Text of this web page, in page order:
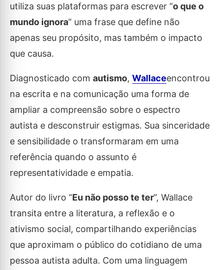
utiliza suas plataformas para escrever “o que o
mundo ignora” uma frase que define não
apenas seu propósito, mas também o impacto
que causa.
Diagnosticado com autismo, Wallaceencontrou
na escrita e na comunicação uma forma de
ampliar a compreensão sobre o espectro
autista e desconstruir estigmas. Sua sinceridade
e sensibilidade o transformaram em uma
referência quando o assunto é
representatividade e empatia.
Autor do livro “Eu não posso te ter”, Wallace
transita entre a literatura, a reflexão e o
ativismo social, compartilhando experiências
que aproximam o público do cotidiano de uma
pessoa autista adulta. Com uma linguagem